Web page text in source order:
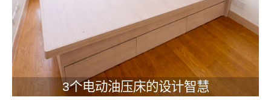
3个电动油压床的设计智慧